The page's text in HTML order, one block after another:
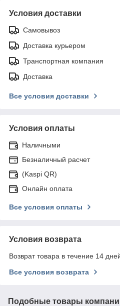
Условия доставки
Самовывоз
Доставка курьером
Транспортная компания
Доставка
Все условия доставки
Условия оплаты
Наличными
Безналичный расчет
(Kaspi QR)
Онлайн оплата
Все условия оплаты
Условия возврата
Возврат товара в течение 14
Все условия возврата
Подобные товары